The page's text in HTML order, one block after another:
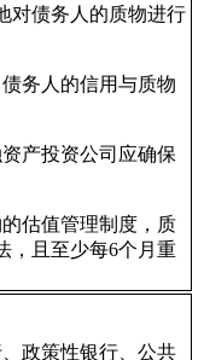
对债务人的质物进行
务人的信用与质物
产投资公司应确保
估值管理制度，质
，且至少每6个月重
政策性银行、公共